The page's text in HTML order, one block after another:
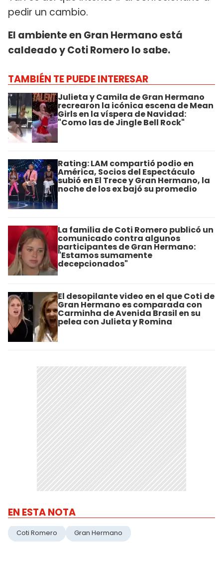
pedir un cambio.
El ambiente en Gran Hermano está
caldeado y Coti Romero lo sabe.
TAMBIÉN TE PUEDE INTERESAR
Julieta y Camila de Gran Hermano
recrearon la icónica escena de Mean
Girls en la víspera de Navidad:
"Como las de Jingle Bell Rock"
Rating: LAM compartió podio en
América, Socios del Espectáculo
subió en El Trece y Gran Hermano, la
noche de los ex bajó su promedio
La familia de Coti Romero publicó un
comunicado contra algunos
participantes de Gran Hermano:
"Estamos sumamente
decepcionados"
El desopilante video en el que Coti de
Gran Hermano es comparada con
Carminha de Avenida Brasil en su
pelea con Julieta y Romina
EN ESTA NOTA
Coti Romero Gran Hermano